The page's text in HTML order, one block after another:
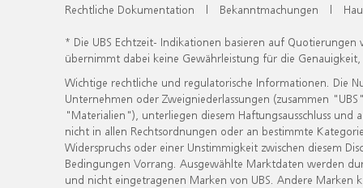
Rechtliche Dokumentation | Bekanntmachungen |
* Die UBS Echtzeit- Indikationen basieren auf
übernimmt dabei keine Gewährleistung für die
Wichtige rechtliche und regulatorische Informationen. Die
Unternehmen oder Zweigniederlassungen (zusammen
"Materialien"), unterliegen diesem Haftungsausschluss
nicht in allen Rechtsordnungen oder an bestimmte
Widerspruchs oder einer Unstimmigkeit zwischen diesem
Bedingungen Vorrang. Ausgewählte Marktdaten werden
und nicht eingetragenen Marken von UBS. Andere Marken